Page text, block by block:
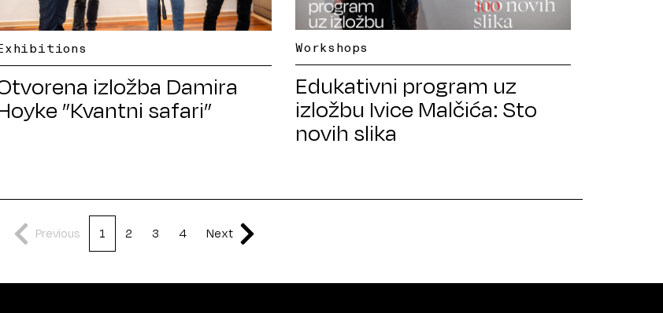
izložba Damira
”Kvantni safari”
Workshops
Edukativni program uz
izložbu Ivice Malčića: Sto
novih slika
Previous 1 2 3 4 Next